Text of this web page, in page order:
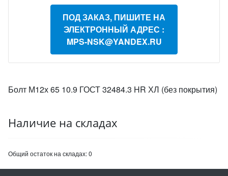
ПОД ЗАКАЗ, ПИШИТЕ НА
ЭЛЕКТРОННЫЙ АДРЕС :
MPS-NSK@YANDEX.RU
Болт М12х 65 10.9 ГОСТ 32484.3 HR ХЛ (без покрытия)
Наличие на складах
Общий остаток на складах:0